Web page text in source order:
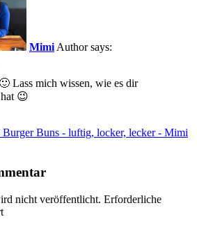
Mimi Author says:
Lass mich wissen, wie es dir
😉
Burger Buns - luftig, locker, lecker - Mimi
nicht veröffentlicht. Erforderliche